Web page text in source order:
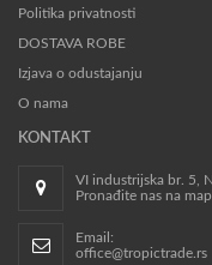
Politika privatnosti
DOSTAVA ROBE
Izjava o odustajanju
O nama
KONTAKT
VI industrijska br. 5,
Pronađite nas na
Email:
office@tropictrade.rs